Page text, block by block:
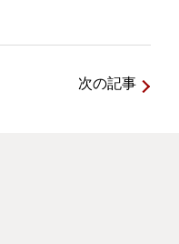
次の記事